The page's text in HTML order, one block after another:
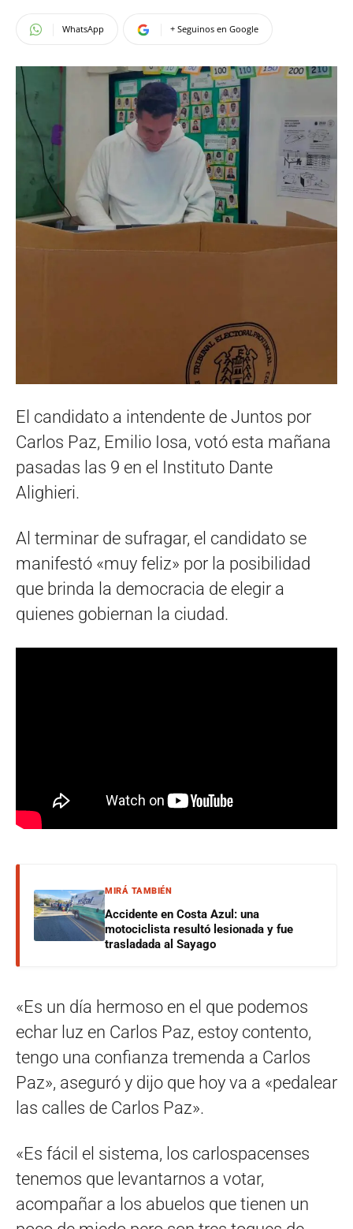
WhatsApp + Seguinos en Google
El candidato a intendente de Juntos por
Carlos Paz, Emilio Iosa, votó esta mañana
pasadas las 9 en el Instituto Dante
Alighieri.
Al terminar de sufragar, el candidato se
manifestó «muy feliz» por la posibilidad
que brinda la democracia de elegir a
quienes gobiernan la ciudad.
MIRÁ TAMBIÉN
Accidente en Costa Azul: una
motociclista resultó lesionada y fue
trasladada al Sayago
«Es un día hermoso en el que podemos
echar luz en Carlos Paz, estoy contento,
tengo una confianza tremenda a Carlos
Paz», aseguró y dijo que hoy va a «pedalear
las calles de Carlos Paz».
«Es fácil el sistema, los carlospacenses
tenemos que levantarnos a votar,
acompañar a los abuelos que tienen un